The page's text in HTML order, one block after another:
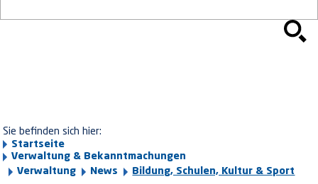
Sie befinden sich hier:
Startseite
Verwaltung & Bekanntmachungen
Verwaltung
News Bildung, Schulen, Kultur & Sport